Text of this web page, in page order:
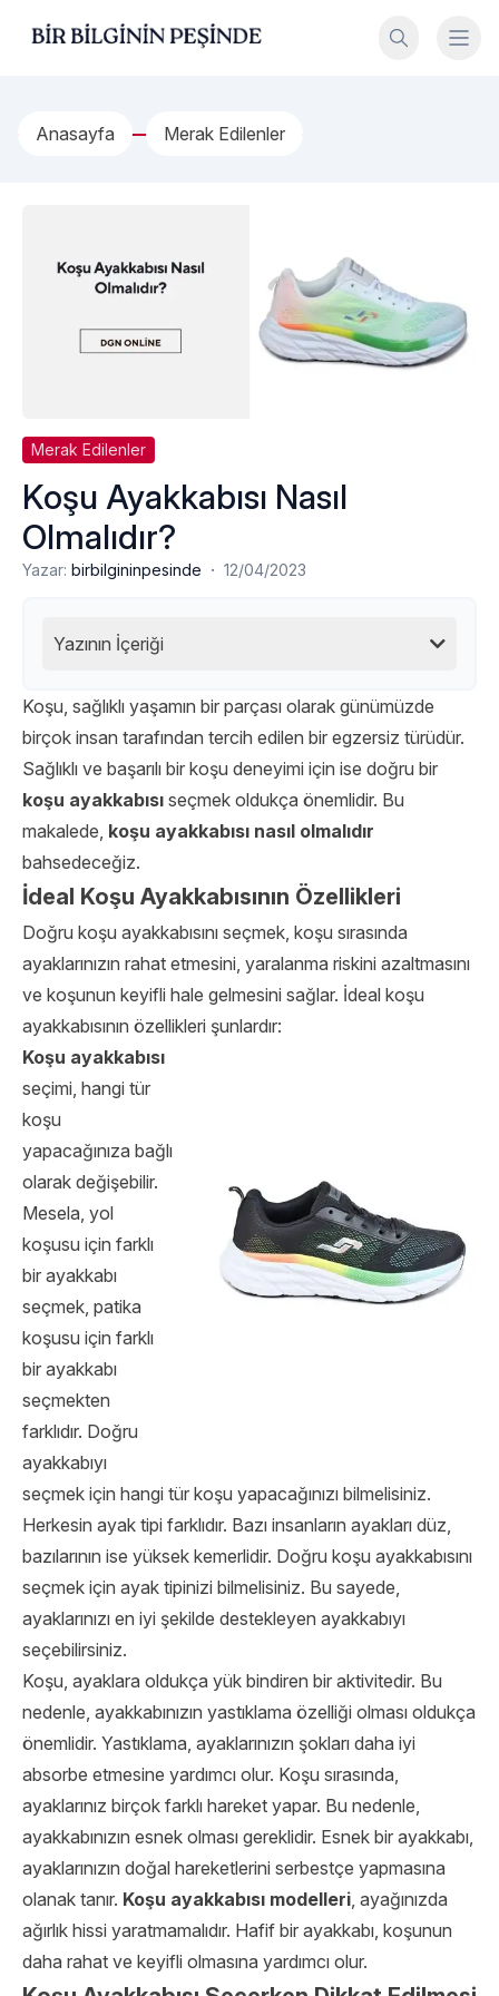
Bir Bilginin Peşinde!
Anasayfa Merak Edilenler
Merak Edilenler
Koşu Ayakkabısı Nasıl
Olmalıdır?
Yazar: birbilgininpesinde · 12/04/2023
Yazının İçeriği
Koşu, sağlıklı yaşamın bir parçası olarak günümüzde
birçok insan tarafından tercih edilen bir egzersiz türüdür.
Sağlıklı ve başarılı bir koşu deneyimi için ise doğru bir
koşu ayakkabısı seçmek oldukça önemlidir. Bu
makalede, koşu ayakkabısı nasıl olmalıdır
bahsedeceğiz.
İdeal Koşu Ayakkabısının Özellikleri
Doğru koşu ayakkabısını seçmek, koşu sırasında
ayaklarınızın rahat etmesini, yaralanma riskini azaltmasını
ve koşunun keyifli hale gelmesini sağlar. İdeal koşu
ayakkabısının özellikleri şunlardır:
Koşu ayakkabısı
seçimi, hangi tür
koşu
yapacağınıza bağlı
olarak değişebilir.
Mesela, yol
koşusu için farklı
bir ayakkabı
seçmek, patika
koşusu için farklı
bir ayakkabı
seçmekten
farklıdır. Doğru
ayakkabıyı
seçmek için hangi tür koşu yapacağınızı bilmelisiniz.
Herkesin ayak tipi farklıdır. Bazı insanların ayakları düz,
bazılarının ise yüksek kemerlidir. Doğru koşu ayakkabısını
seçmek için ayak tipinizi bilmelisiniz. Bu sayede,
ayaklarınızı en iyi şekilde destekleyen ayakkabıyı
seçebilirsiniz.
Koşu, ayaklara oldukça yük bindiren bir aktivitedir. Bu
nedenle, ayakkabınızın yastıklama özelliği olması oldukça
önemlidir. Yastıklama, ayaklarınızın şokları daha iyi
absorbe etmesine yardımcı olur. Koşu sırasında,
ayaklarınız birçok farklı hareket yapar. Bu nedenle,
ayakkabınızın esnek olması gereklidir. Esnek bir ayakkabı,
ayaklarınızın doğal hareketlerini serbestçe yapmasına
olanak tanır. Koşu ayakkabısı modelleri, ayağınızda
ağırlık hissi yaratmamalıdır. Hafif bir ayakkabı, koşunun
daha rahat ve keyifli olmasına yardımcı olur.